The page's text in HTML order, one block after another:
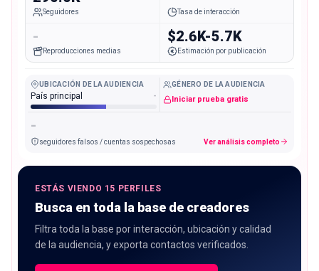
Seguidores Tasa de interacción
-
Reproducciones medias
$2.6K-5.7K
Estimación por publicación
UBICACIÓN DE LA AUDIENCIA
País principal -
GÉNERO DE LA AUDIENCIA
Iniciar prueba gratis
-
seguidores falsos / cuentas sospechosas Ver análisis completo
ESTÁS VIENDO 15 PERFILES
Busca en toda la base de creadores
Filtra toda la base por interacción, ubicación y calidad
de la audiencia, y exporta contactos verificados.